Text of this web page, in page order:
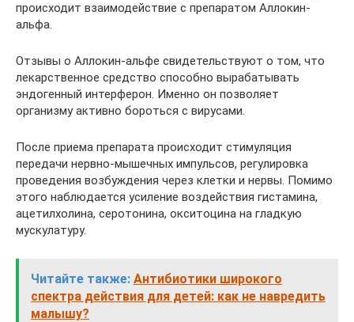
происходит взаимодействие с препаратом Аллокин-
альфа.
Отзывы о Аллокин-альфе свидетельствуют о том, что
лекарственное средство способно вырабатывать
эндогенный интерферон. Именно он позволяет
организму активно бороться с вирусами.
После приема препарата происходит стимуляция
передачи нервно-мышечных импульсов, регулировка
проведения возбуждения через клетки и нервы. Помимо
этого наблюдается усиление воздействия гистамина,
ацетилхолина, серотонина, окситоцина на гладкую
мускулатуру.
Читайте также: Антибиотики широкого
спектра действия для детей: как не навредить
малышу?